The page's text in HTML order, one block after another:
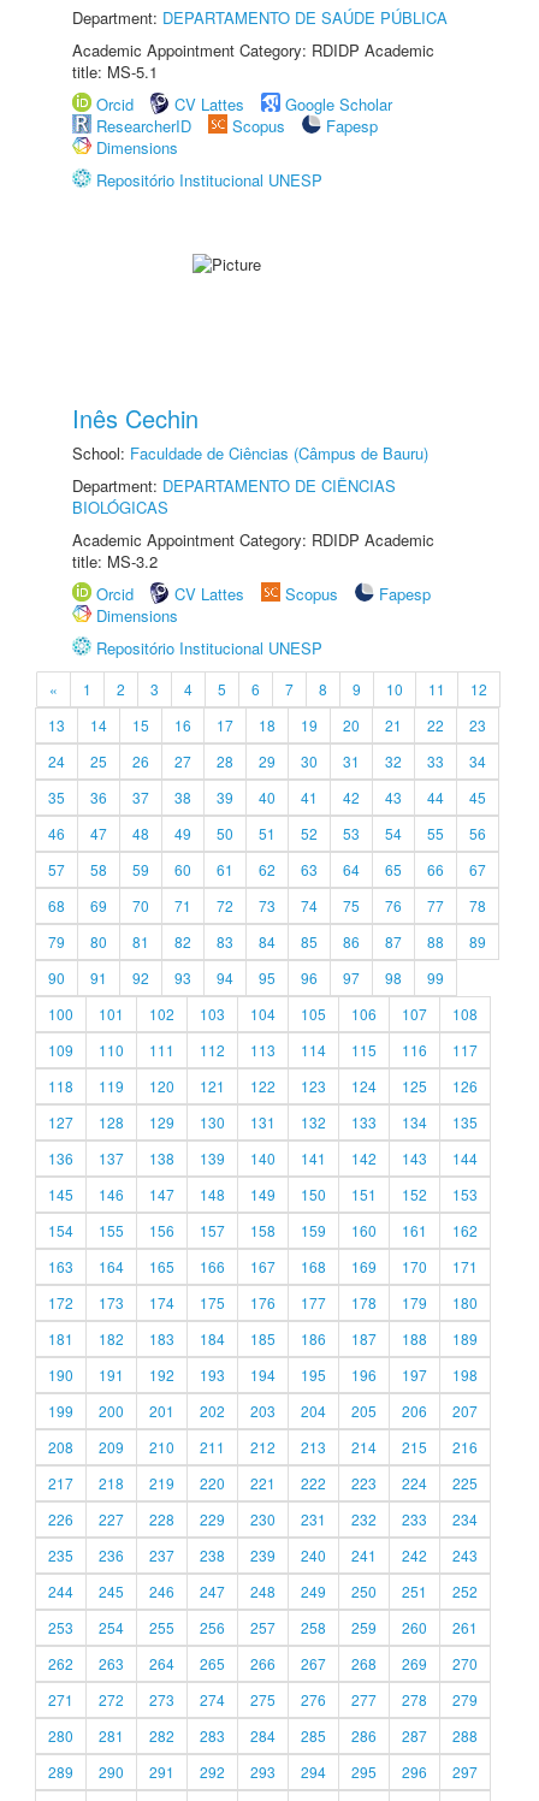
Department: DEPARTAMENTO DE SAÚDE PÚBLICA
Academic Appointment Category: RDIDP Academic
title: MS-5.1
Orcid
CV Lattes
Google Scholar
ResearcherID
Scopus
Fapesp
Dimensions
Repositório Institucional UNESP
Inês Cechin
School: Faculdade de Ciências (Câmpus de Bauru)
Department: DEPARTAMENTO DE CIÊNCIAS
BIOLÓGICAS
Academic Appointment Category: RDIDP Academic
title: MS-3.2
Orcid
CV Lattes Scopus
Fapesp
Dimensions
Repositório Institucional UNESP
« 1 2 3 4 5 6 7 8 9 10 11
12
13
14 15 16 17 18 19 20 21 22
23
24
25 26 27 28 29 30 31 32 33
34
35
36 37 38 39 40 41 42 43 44
45
46
47 48 49 50 51 52 53 54 55
56
57
58 59 60 61 62 63 64 65 66
67
68
69 70 71 72 73 74 75 76 77
78
79
80 81 82 83 84 85 86 87 88
89
90
91 92 93 94 95 96 97 98
99
100
101 102 103 104 105 106 107
108
109
110 111 112 113 114 115 116
117
118
119 120 121 122 123 124 125
126
127
128 129 130 131 132 133 134
135
136
137 138 139 140 141 142 143
144
145
146 147 148 149 150 151 152
153
154
155 156 157 158 159 160 161
162
163
164 165 166 167 168 169 170
171
172
173 174 175 176 177 178 179
180
181
182 183 184 185 186 187 188
189
190
191 192 193 194 195 196 197
198
199
200 201 202 203 204 205 206
207
208
209 210 211 212 213 214 215
216
217
218 219 220 221 222 223 224
225
226
227 228 229 230 231 232 233
234
235
236 237 238 239 240 241 242
243
244
245 246 247 248 249 250 251
252
253
254 255 256 257 258 259 260
261
262
263 264 265 266 267 268 269
270
271
272 273 274 275 276 277 278
279
280
281 282 283 284 285 286 287
288
289
290 291 292 293 294 295 296
297